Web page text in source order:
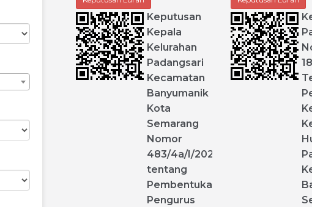
Keputusan
Kepala
Kelurahan
Padangsari
Kecamatan
Banyumanik
Kota
Semarang
Nomor
483/4a/I/2020
tentang
Pembentukan
Pengurus